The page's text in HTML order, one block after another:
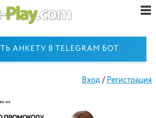
АНКЕТУ В TELEGRAM БОТ
Вход/Регистрация